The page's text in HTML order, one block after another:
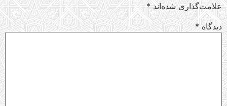
علامت‌گذاری شده‌اند*
دیدگاه*